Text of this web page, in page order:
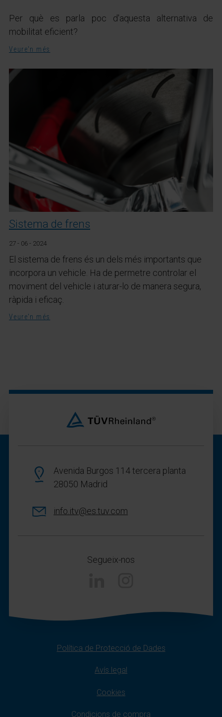
Per què es parla poc d'aquesta alternativa de
mobilitat eficient?
Veure'n més
Sistema de frens
27 - 06 - 2024
El sistema de frens és un dels més importants que
incorpora un vehicle. Ha de permetre controlar el
moviment del vehicle i aturar-lo de manera segura,
ràpida i eficaç.
Veure'n més
Avenida Burgos 114 tercera planta
28050 Madrid
info.itv@es.tuv.com
Segueix-nos
Política de Protecció de Dades
Avís legal
Cookies
Condicions de compra